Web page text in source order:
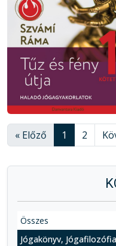
« Előző 1 2
Összes
Jógakönyv,